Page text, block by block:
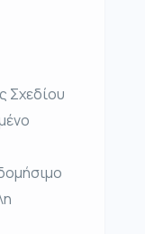
Σχεδίου